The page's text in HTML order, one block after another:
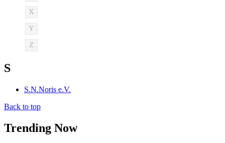
X
Y
Z
S
S.N.Noris e.V.
Back to top
Trending Now